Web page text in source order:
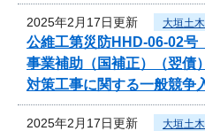
2025年2月17日更新 大垣土
公維工第災防HHD-06-02
事業補助（国補正）（翌債
対策工事に関する一般競争
2025年2月17日更新 大垣土